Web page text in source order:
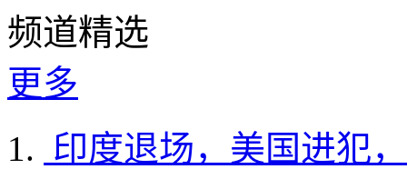
频道精选
更多
印度退场，美国进犯